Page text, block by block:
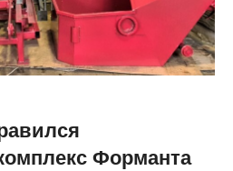
Форманта